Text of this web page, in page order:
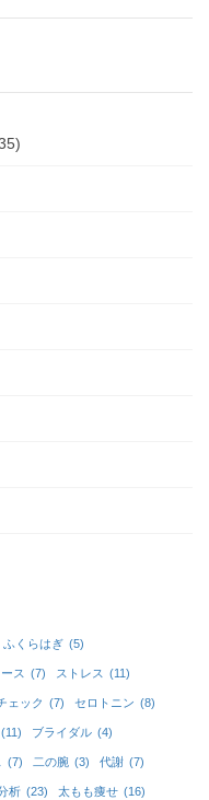
ふくらはぎ (5)
ス (7) ストレス (11)
ェック (7) セロトニン (8)
(11) ブライダル (4)
(7) 二の腕 (3) 代謝 (7)
析 (23) 太もも痩せ (16)